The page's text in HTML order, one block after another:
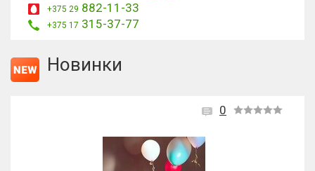
+375 29 882-11-33
+375 17 315-37-77
Новинки
0